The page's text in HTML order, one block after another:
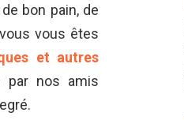
bon pain, de
vous êtes
et autres
par nos amis